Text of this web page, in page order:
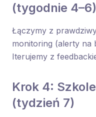
(tygodnie 4–6)
Łączymy z
monitoring (alerty na
Iterujemy z
Krok 4:
(tydzień 7)